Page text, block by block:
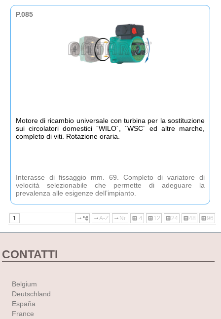
P.085
Motore di ricambio universale con turbina per la sostituzione
sui circolatori domestici ´WILO´, ´WSC´ ed altre marche,
completo di viti. Rotazione oraria.
Interasse di fissaggio mm. 69. Completo di variatore di
velocità selezionabile che permette di adeguare la
prevalenza alle esigenze dell’impianto.
1 dataset96
dataset48
dataset24
dataset12
dataset 4
arrow_right_alt Nr.
arrow_right_alt A-Z
arrow_right_alt account_tree
CONTATTI
Belgium
Deutschland
España
France